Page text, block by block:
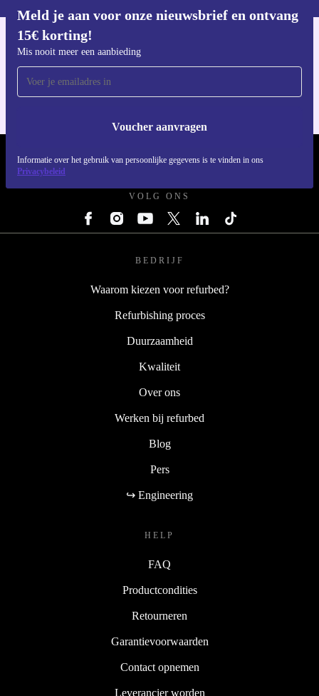
Meld je aan voor onze nieuwsbrief en ontvang
15€ korting!
Mis nooit meer een aanbieding
Voucher aanvragen
Informatie over het gebruik van persoonlijke gegevens is te vinden in ons
Privacybeleid
Download de refurbed app
Voor iOS en Android
REFURBED NEDERLAND - RETHINK NEW.
VOLG ONS
BEDRIJF
Waarom kiezen voor refurbed?
Refurbishing proces
Duurzaamheid
Kwaliteit
Over ons
Werken bij refurbed
Blog
Pers
↪ Engineering
HELP
FAQ
Productcondities
Retourneren
Garantievoorwaarden
Contact opnemen
Leverancier worden